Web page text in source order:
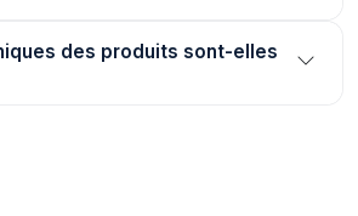
des produits sont-elles